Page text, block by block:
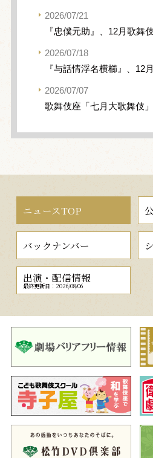
2026/07/21
『忠僕元助』、12月歌舞
2026/07/18
『与話情浮名横櫛』、12
2026/07/07
歌舞伎座「七月大歌舞伎
ニュースTOP
バックナンバー
出演・配信情報
最終更新日：2026/08/06